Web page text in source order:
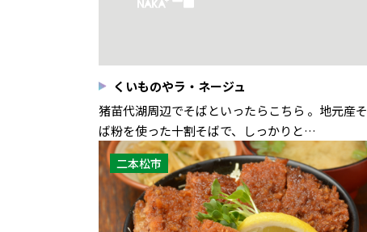
くいものやラ・ネージュ
猪苗代湖周辺でそばといったらこちら 。地元産そ
ば粉を使った十割そばで、しっかりと…
二本松市